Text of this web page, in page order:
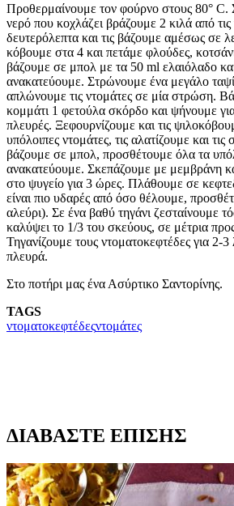
Προθερμαίνουμε τον φούρνο στους 80° C.
νερό που κοχλάζει βράζουμε 2 κιλά από τις
δευτερόλεπτα και τις βάζουμε αμέσως σε
κόβουμε στα 4 και πετάμε φλούδες,
βάζουμε σε μπολ με τα 50 ml ελαιόλαδο
ανακατεύουμε. Στρώνουμε ένα μεγάλο
απλώνουμε τις ντομάτες σε μία στρώση.
κομμάτι 1 φετούλα σκόρδο και ψήνουμε
πλευρές. Ξεφουρνίζουμε και τις
υπόλοιπες ντομάτες, τις αλατίζουμε και
βάζουμε σε μπολ, προσθέτουμε όλα τα
ανακατεύουμε. Σκεπάζουμε με μεμβράνη
στο ψυγείο για 3 ώρες. Πλάθουμε σε
είναι πιο υδαρές από όσο θέλουμε,
αλεύρι). Σε ένα βαθύ τηγάνι ζεσταίνουμε
καλύψει τo 1/3 του σκεύους, σε μέτρια
Τηγανίζουμε τους ντοματοκεφτέδες για 2-
πλευρά.
Στο ποτήρι μας ένα Ασύρτικο Σαντορίνης.
TAGS
ντοματοκεφτέδεςντομάτες
ΔΙΑΒΑΣΤΕ ΕΠΙΣΗΣ